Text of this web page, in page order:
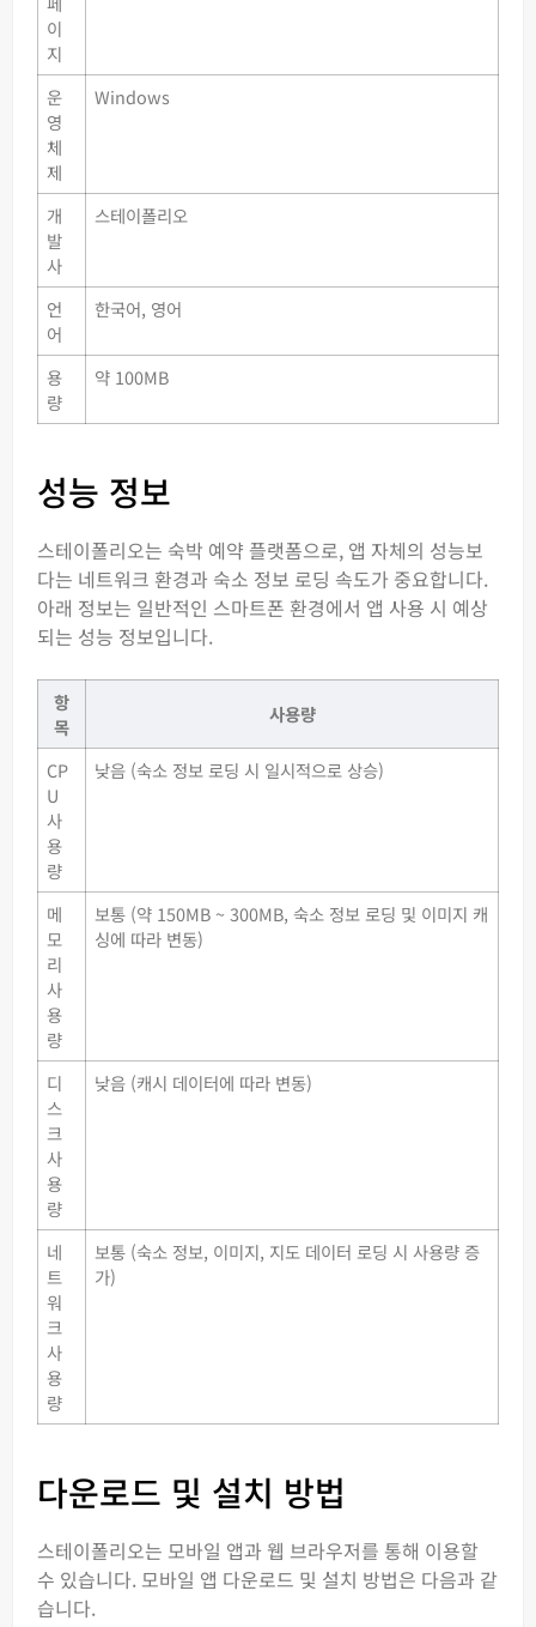
이
지
운
영
체
제
Windows
개
발
사
스테이폴리오
언
어
한국어, 영어
용
량
약 100MB
성능 정보
스테이폴리오는 숙박 예약 플랫폼으로, 앱 자체의 성능보
다는 네트워크 환경과 숙소 정보 로딩 속도가 중요합니다.
아래 정보는 일반적인 스마트폰 환경에서 앱 사용 시 예상
되는 성능 정보입니다.
항
목
사용량
CP
U
사
용
량
낮음 (숙소 정보 로딩 시 일시적으로 상승)
메
모
리
사
용
량
보통 (약 150MB ~ 300MB, 숙소 정보 로딩 및 이미지 캐
싱에 따라 변동)
디
스
크
사
용
량
낮음 (캐시 데이터에 따라 변동)
네
트
워
크
사
용
량
보통 (숙소 정보, 이미지, 지도 데이터 로딩 시 사용량 증
가)
다운로드 및 설치 방법
스테이폴리오는 모바일 앱과 웹 브라우저를 통해 이용할
수 있습니다. 모바일 앱 다운로드 및 설치 방법은 다음과 같
습니다.